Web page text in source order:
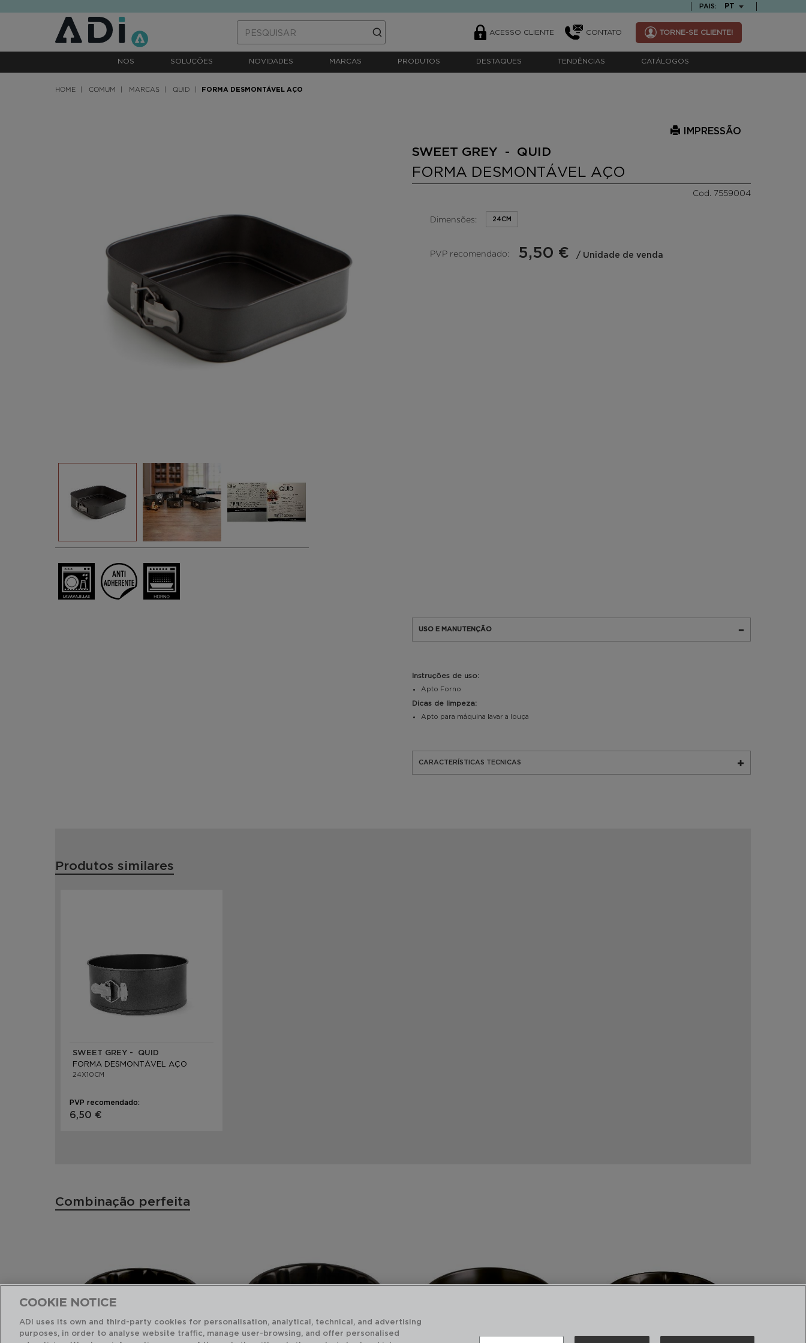
PAIS: TEXT.LANGUAGE
PT
ACESSO CLIENTE CONTATO TORNE-SE CLIENTE!
NOS SOLUÇÕES NOVIDADES MARCAS PRODUTOS DESTAQUES TENDÊNCIAS CATÁLOGOS
HOME COMUM MARCAS QUID FORMA DESMONTÁVEL AÇO
IMPRESSÃO
SWEET GREY - QUID
FORMA DESMONTÁVEL AÇO
Cod. 7559004
Dimensões: 24CM
PVP recomendado: 5,50 € / Unidade de venda
USO E MANUTENÇÃO
Instruções de uso:
Apto Forno
Dicas de limpeza:
Apto para máquina lavar a louça
CARACTERÍSTICAS TECNICAS
Produtos similares
SWEET GREY - QUID
FORMA DESMONTÁVEL AÇO
24X10CM
PVP recomendado:
6,50 €
Combinação perfeita
COOKIE NOTICE
ADI uses its own and third-party cookies for personalisation, analytical, technical, and advertising
purposes, in order to analyse website traffic, manage user-browsing, and offer personalised